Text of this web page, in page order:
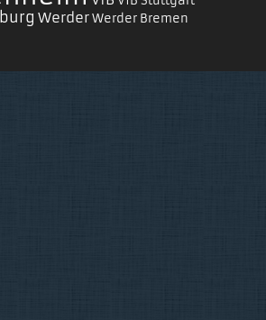
WerderWerder Bremen